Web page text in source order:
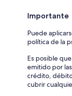
Importante
Puede
política de la
Es posible
emitido por
crédito,
cubrir